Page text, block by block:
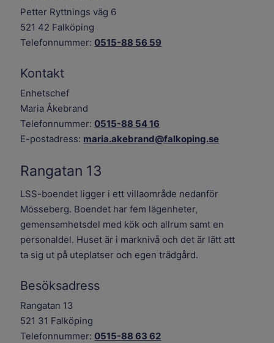
Petter Ryttnings väg 6
521 42 Falköping
Telefonnummer:0515-88 56 59
Kontakt
Enhetschef
Maria Åkebrand
Telefonnummer:0515-88 54 16
E-postadress: maria.akebrand@falkoping.se
Rangatan 13
LSS-boendet ligger i ett villaområde nedanför
Mösseberg. Boendet har fem lägenheter,
gemensamhetsdel med kök och allrum samt en
personaldel. Huset är i marknivå och det är lätt att
ta sig ut på uteplatser och egen trädgård.
Besöksadress
Rangatan 13
521 31 Falköping
Telefonnummer:0515-88 63 62